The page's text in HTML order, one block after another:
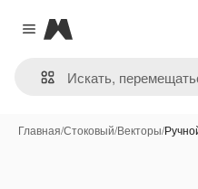
Close menu
Magnific
Главная/Стоковый/Векторы/